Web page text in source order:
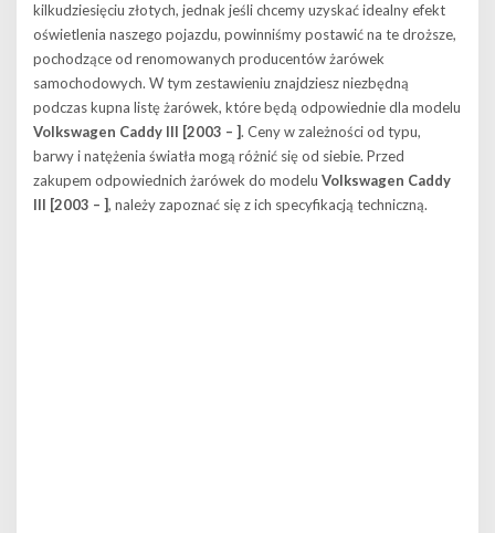
kilkudziesięciu złotych, jednak jeśli chcemy uzyskać idealny efekt
oświetlenia naszego pojazdu, powinniśmy postawić na te droższe,
pochodzące od renomowanych producentów żarówek
samochodowych. W tym zestawieniu znajdziesz niezbędną
podczas kupna listę żarówek, które będą odpowiednie dla modelu
Volkswagen Caddy III [2003 – ]. Ceny w zależności od typu,
barwy i natężenia światła mogą różnić się od siebie. Przed
zakupem odpowiednich żarówek do modelu Volkswagen Caddy
III [2003 – ], należy zapoznać się z ich specyfikacją techniczną.